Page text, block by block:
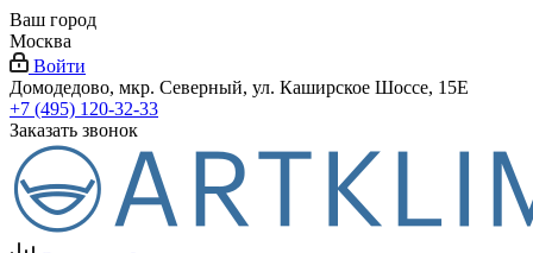
Ваш город
Москва
Войти
Домодедово, мкр. Северный, ул. Каширское Шоссе, 15Е
+7 (495) 120-32-33
Заказать звонок